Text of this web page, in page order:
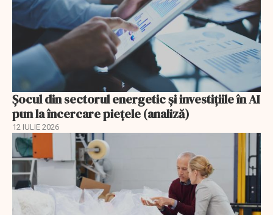
Șocul din sectorul energetic și investițiile în AI
pun la încercare piețele (analiză)
12 IULIE 2026
EXCLUSIV